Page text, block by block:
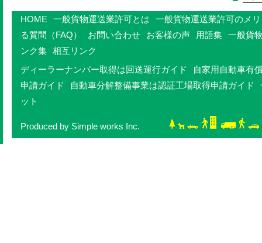
HOME 一般貨物運送業許可とは
一般貨物運送業許可のメ
る質問（FAQ）
お問い合わせ お客様の声 用語集 一般貨
ンク集 相互リンク
ディーラーナンバー取得は回送運行ガイド
自家用自動車有
申請ガイド
自動車分解整備事業は認証工場取得申請ガイド
ット
Produced by Simple works Inc.